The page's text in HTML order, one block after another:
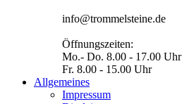
info@trommelsteine.de
Öffnungszeiten:
Mo.- Do. 8.00 - 17.00 Uhr
Fr. 8.00 - 15.00 Uhr
Allgemeines
Impressum